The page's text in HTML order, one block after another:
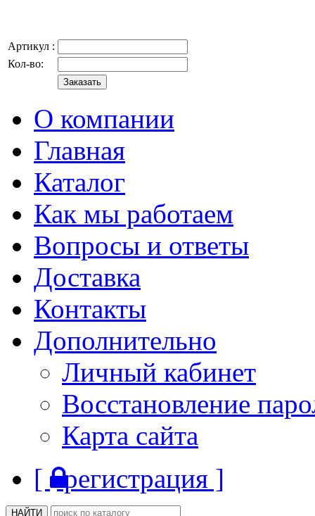
Артикул :
Кол-во:
О компании
Главная
Каталог
Как мы работаем
Вопросы и ответы
Доставка
Контакты
Дополнительно
Личный кабинет
Восстановление
Карта сайта
[ регистрация ]